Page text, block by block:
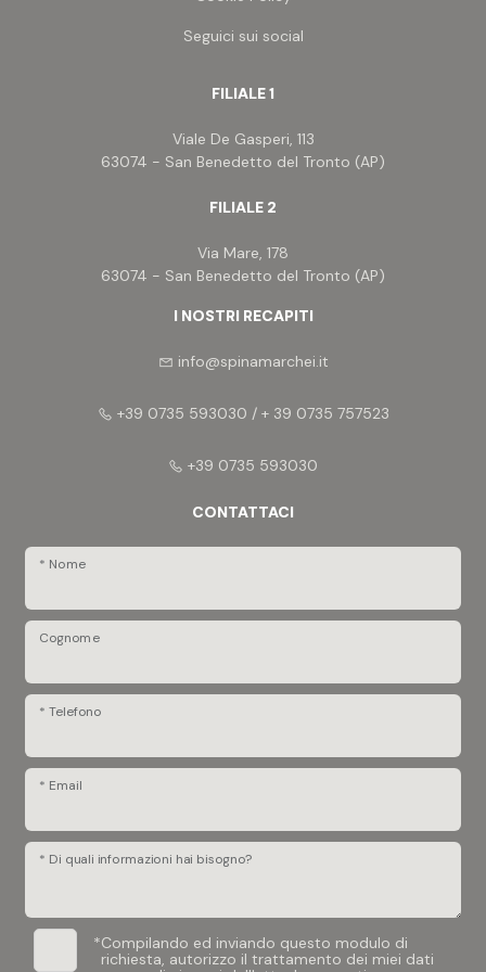
Seguici sui social
FILIALE 1
Viale De Gasperi, 113
63074 - San Benedetto del Tronto (AP)
FILIALE 2
Via Mare, 178
63074 - San Benedetto del Tronto (AP)
I NOSTRI RECAPITI
info@spinamarchei.it
+39 0735 593030 / + 39 0735 757523
+39 0735 593030
CONTATTACI
* Nome
Cognome
* Telefono
* Email
* Di quali informazioni hai bisogno?
*Compilando ed inviando questo modulo di
richiesta, autorizzo il trattamento dei miei dati